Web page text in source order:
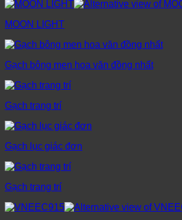
MOON LIGHT
Gạch bông men hoa văn đồng nhất
Gạch trang trí
Gạch lục giác đơn
Gạch trang trí